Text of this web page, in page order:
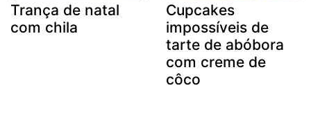
Trança de natal
com chila
Cupcakes
impossíveis de
tarte de abóbora
com creme de
côco